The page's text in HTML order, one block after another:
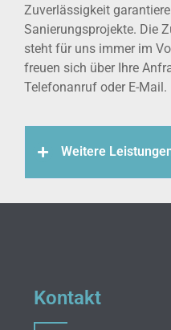
Zuverlässigkeit
Sanierungsprojekte. Die
steht für uns immer im
freuen sich über Ihre
Telefonanruf oder E-Mail.
Weitere
Kontakt